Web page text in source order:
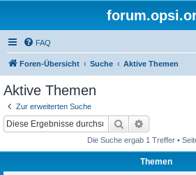
FAQ
Foren-Übersicht Suche Aktive Themen
Aktive Themen
Zur erweiterten Suche
Suche
Die Suche ergab 1 Treffer •
Themen